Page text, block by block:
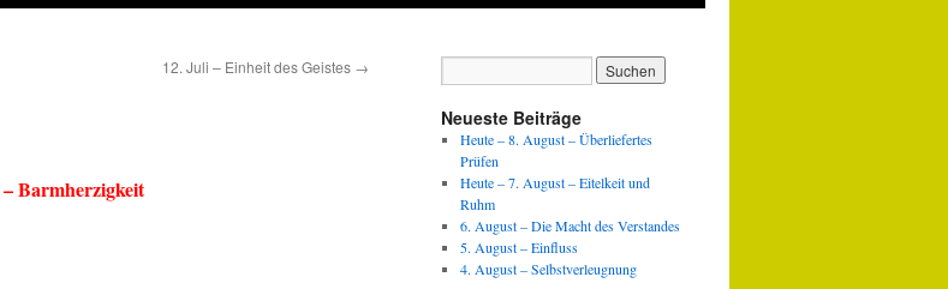
12. Juli – Einheit des Geistes →
– Barmherzigkeit
Neueste Beiträge
Heute – 8. August – Überliefertes
Prüfen
Heute – 7. August – Eitelkeit und
Ruhm
6. August – Die Macht des Verstandes
5. August – Einfluss
4. August – Selbstverleugnung